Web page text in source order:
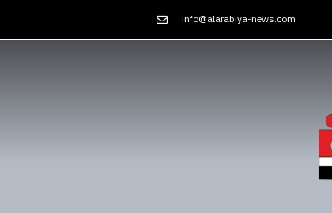
to
info@alarabiya-news.com